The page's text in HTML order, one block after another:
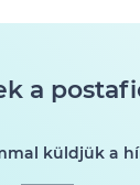
a
küldjük a